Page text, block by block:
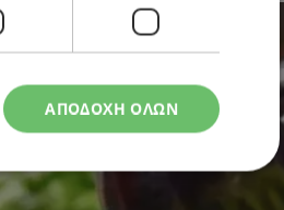
ΑΠΟΔΟΧΗ ΟΛΩΝ